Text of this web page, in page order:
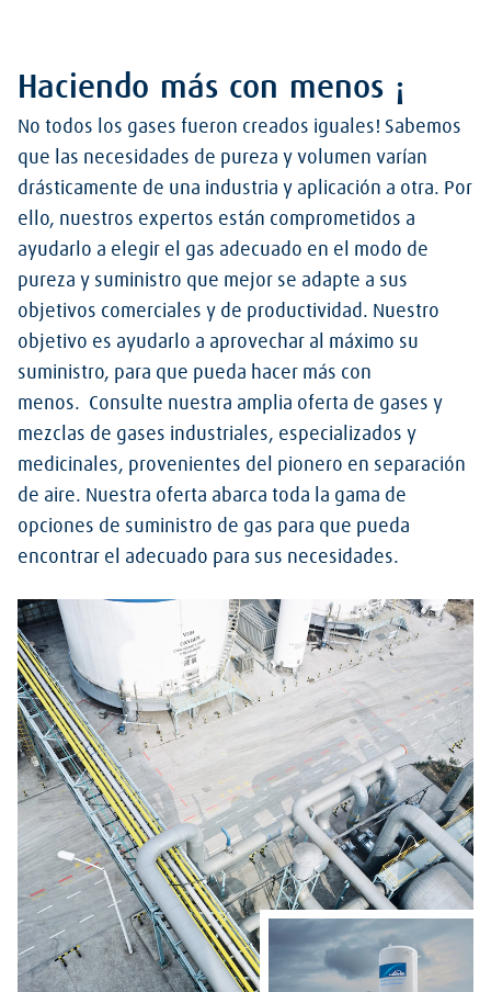
Haciendo más con menos ¡
No todos los gases fueron creados iguales! Sabemos
que las necesidades de pureza y volumen varían
drásticamente de una industria y aplicación a otra. Por
ello, nuestros expertos están comprometidos a
ayudarlo a elegir el gas adecuado en el modo de
pureza y suministro que mejor se adapte a sus
objetivos comerciales y de productividad. Nuestro
objetivo es ayudarlo a aprovechar al máximo su
suministro, para que pueda hacer más con
menos. Consulte nuestra amplia oferta de gases y
mezclas de gases industriales, especializados y
medicinales, provenientes del pionero en separación
de aire. Nuestra oferta abarca toda la gama de
opciones de suministro de gas para que pueda
encontrar el adecuado para sus necesidades.